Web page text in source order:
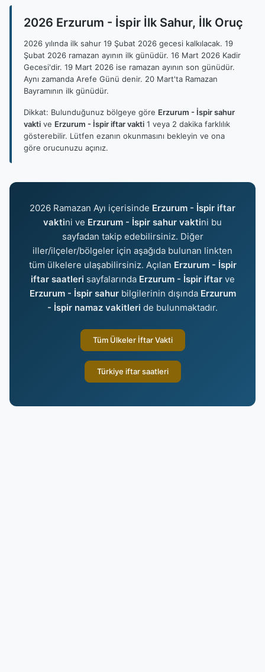
2026 Erzurum - İspir İlk Sahur, İlk Oruç
2026 yılında ilk sahur 19 Şubat 2026 gecesi kalkılacak. 19
Şubat 2026 ramazan ayının ilk günüdür. 16 Mart 2026 Kadir
Gecesi'dir. 19 Mart 2026 ise ramazan ayının son günüdür.
Aynı zamanda Arefe Günü denir. 20 Mart'ta Ramazan
Bayramının ilk günüdür.
Dikkat: Bulunduğunuz bölgeye göre Erzurum - İspir sahur
vakti ve Erzurum - İspir iftar vakti 1 veya 2 dakika farklılık
gösterebilir. Lütfen ezanın okunmasını bekleyin ve ona
göre orucunuzu açınız.
2026 Ramazan Ayı içerisinde Erzurum - İspir iftar
vaktini ve Erzurum - İspir sahur vaktini bu
sayfadan takip edebilirsiniz. Diğer
iller/ilçeler/bölgeler için aşağıda bulunan linkten
tüm ülkelere ulaşabilirsiniz. Açılan Erzurum - İspir
iftar saatleri sayfalarında Erzurum - İspir iftarve
Erzurum - İspir sahurbilgilerinin dışında Erzurum
- İspir namaz vakitleri de bulunmaktadır.
Tüm Ülkeler İftar Vakti
Türkiye iftar saatleri